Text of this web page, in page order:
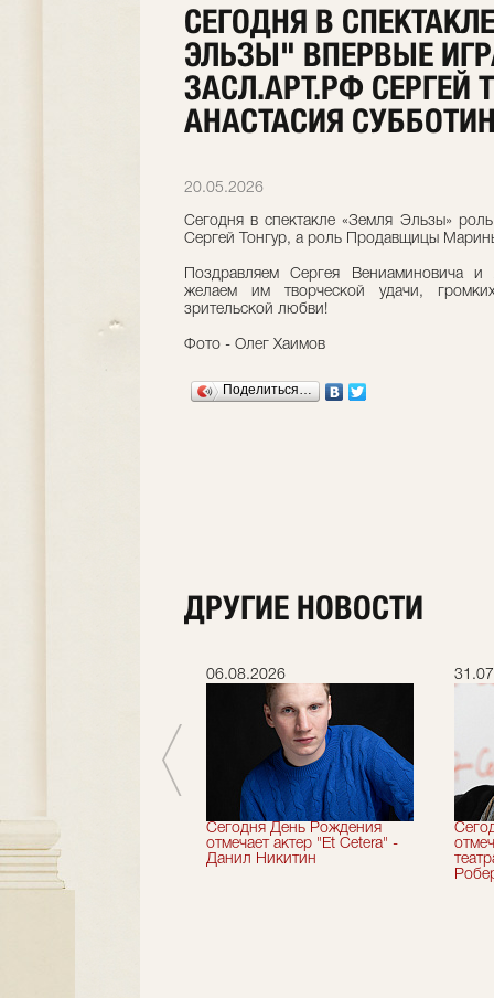
СЕГОДНЯ В
ЭЛЬЗЫ" ВПЕРВЫЕ
ЗАСЛ.АРТ.РФ СЕРГЕЙ
АНАСТАСИЯ
20.05.2026
Сегодня в спектакле «Земля Эльзы»
Сергей Тонгур, а роль Продавщицы
Поздравляем Сергея Вениаминовича
желаем им творческой удачи,
зрительской любви!
Фото - Олег Хаимов
Поделиться…
ДРУГИЕ НОВОСТИ
сезон!
06.08.2026
Сегодня День Рождения
отмечает актер "Et Cetera" -
Данил Никитин